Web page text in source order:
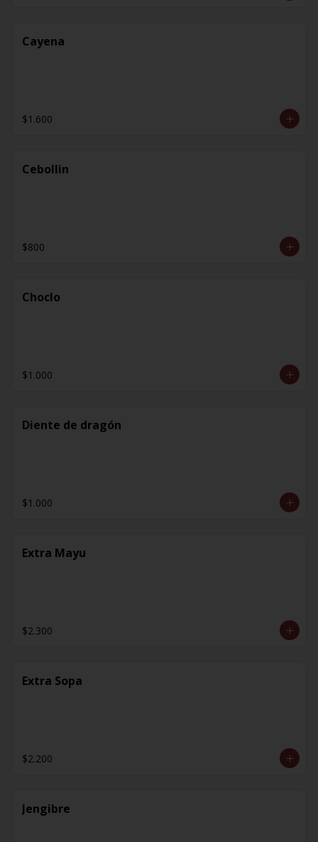
Cayena
$1.600
Cebollin
$800
Choclo
$1.000
Diente de dragón
$1.000
Extra Mayu
$2.300
Extra Sopa
$2.200
Jengibre